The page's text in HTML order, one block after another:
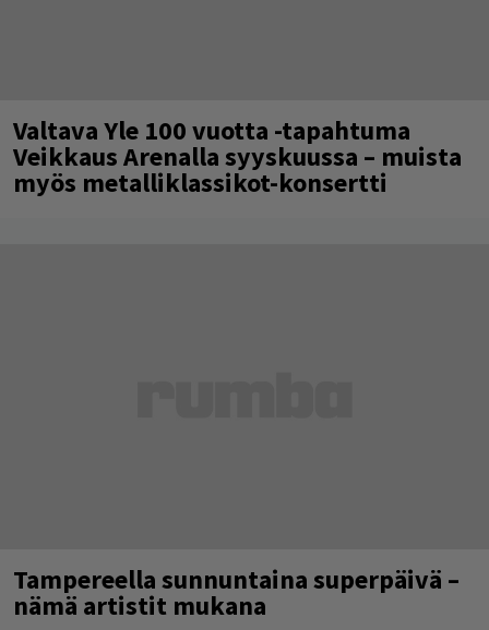
Valtava Yle 100 vuotta -tapahtuma
Veikkaus Arenalla syyskuussa – muista
myös metalliklassikot-konsertti
Tampereella sunnuntaina superpäivä –
nämä artistit mukana